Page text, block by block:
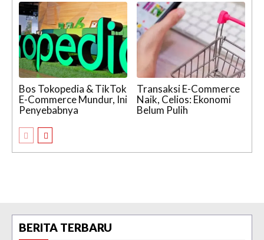
Bos Tokopedia & TikTok
E-Commerce Mundur, Ini
Penyebabnya
Transaksi E-Commerce
Naik, Celios: Ekonomi
Belum Pulih
BERITA TERBARU